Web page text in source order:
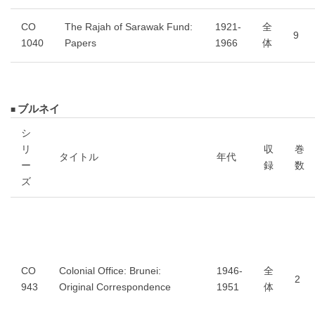
CO
1040
The Rajah of Sarawak Fund:
Papers
1921-
1966
全
体
9
ブルネイ
シ
リ
ー
ズ
タイトル 年代
収
録
巻
数
CO
943
Colonial Office: Brunei:
Original Correspondence
1946-
1951
全
体
2